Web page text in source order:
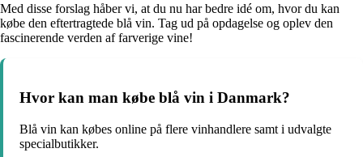
Med disse forslag håber vi, at du nu har bedre idé om, hvor du kan
købe den eftertragtede blå vin. Tag ud på opdagelse og oplev den
fascinerende verden af farverige vine!
Hvor kan man købe blå vin i Danmark?
Blå vin kan købes online på flere vinhandlere samt i udvalgte
specialbutikker.